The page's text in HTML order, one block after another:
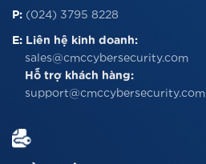
P: (024) 3795 8228
E: Liên hệ kinh doanh:
sales@cmccybersecurity.com
Hỗ trợ khách hàng:
support@cmccybersecurity.com